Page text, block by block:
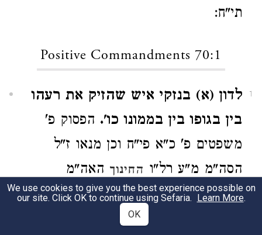
תי"ח:
Positive Commandments 70:1
1
לדון (א) בנזקי איש שהזיק את רעהו
בין בגופו בין בממונו כו'. הפסוק פ'
משפטים פ' כ"א פי"ח וכן מנאו ז"ל
הסה"מ מ"ע רל"ו החינוך האה"מ
המצה"ש ומהר"ש מצ' מ"ט הפוע"צ מ"ע
י"ט הכ"ת מ"ע קצ"ח העי"מ מצ' נ'
We use cookies to give you the best experience possible on
our site. Click OK to continue using Sefaria. Learn More.
OK